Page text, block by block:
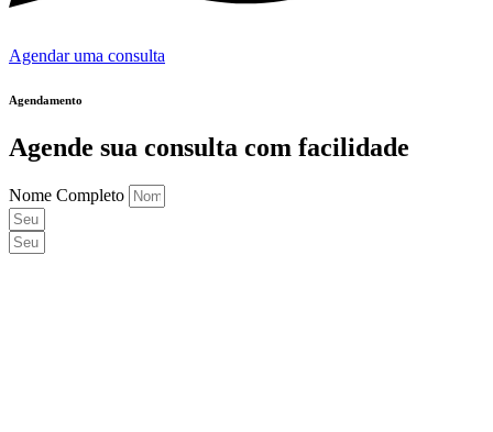
Agendar uma consulta
Agendamento
Agende sua consulta com facilidade
Nome Completo